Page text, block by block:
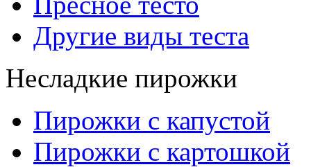
Другие виды теста
Несладкие пирожки
Пирожки с капустой
Пирожки с картошкой